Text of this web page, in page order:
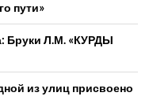
пути»
Бруки Л.М. «КУРДЫ
из улиц присвоено